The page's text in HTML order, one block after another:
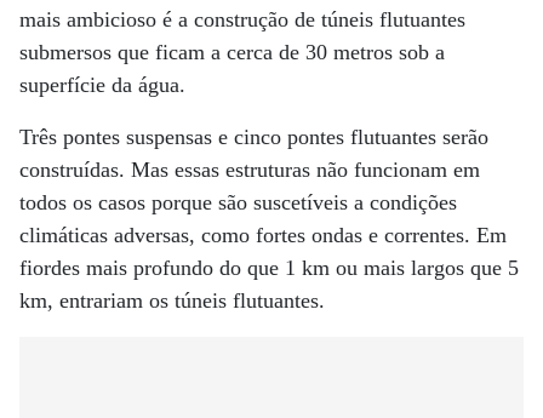
mais ambicioso é a construção de túneis flutuantes
submersos que ficam a cerca de 30 metros sob a
superfície da água.
Três pontes suspensas e cinco pontes flutuantes serão
construídas. Mas essas estruturas não funcionam em
todos os casos porque são suscetíveis a condições
climáticas adversas, como fortes ondas e correntes. Em
fiordes mais profundo do que 1 km ou mais largos que 5
km, entrariam os túneis flutuantes.